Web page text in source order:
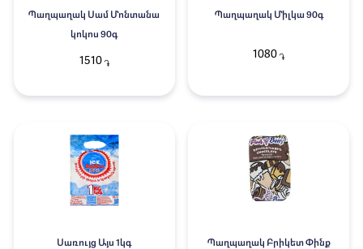
Պաղպաղակ Սամ Մոնտանա
կոկոս 90գ
1510֏
Պաղպաղակ Միլկա 90գ
1080 ֏
Սառույց Այս 1կգ
Պաղպաղակ Բրիկետ Փինք